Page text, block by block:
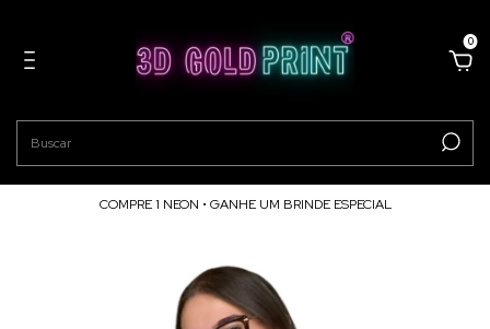
0
COMPRE 1 NEON • GANHE UM BRINDE ESPECIAL